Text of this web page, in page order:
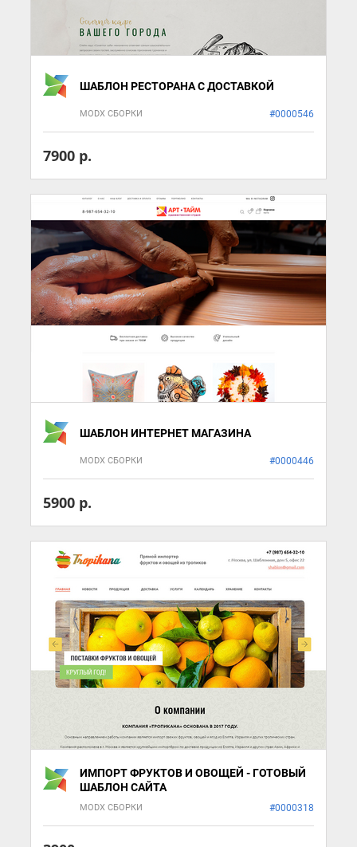
ШАБЛОН РЕСТОРАНА С ДОСТАВКОЙ
MODX СБОРКИ #0000546
7900 р.
ШАБЛОН ИНТЕРНЕТ МАГАЗИНА
MODX СБОРКИ #0000446
5900 р.
ИМПОРТ ФРУКТОВ И ОВОЩЕЙ - ГОТОВЫЙ
ШАБЛОН САЙТА
MODX СБОРКИ #0000318